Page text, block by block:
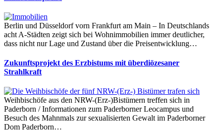
Berlin und Düsseldorf vorn Frankfurt am Main – In Deutschlands
acht A-Städten zeigt sich bei Wohnimmobilien immer deutlicher,
dass nicht nur Lage und Zustand über die Preisentwicklung…
Zukunftsprojekt des Erzbistums mit überdiözesaner
Strahlkraft
Weihbischöfe aus den NRW-(Erz-)Bistümern treffen sich in
Paderborn / Informationen zum Paderborner Leocampus und
Besuch des Mahnmals zur sexualisierten Gewalt im Paderborner
Dom Paderborn…